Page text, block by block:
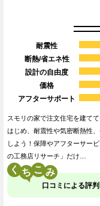
耐震性
断熱/省エネ性
設計の自由度
価格
アフターサポート
スモリの家で注文住宅を建て
はじめ、耐震性や気密断熱性
しよう！保障やアフターサー
の工務店リサーチ」だけ…
く こ
口コミによる評判